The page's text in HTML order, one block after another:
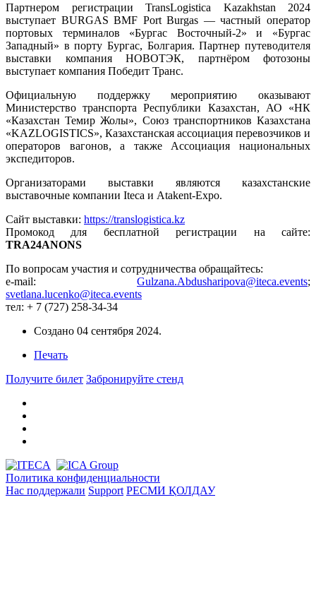
Партнером регистрации TransLogistica Kazakhstan 2024
выступает BURGAS BMF Port Burgas — частный оператор
портовых терминалов «Бургас Восточный-2» и «Бургас
Западный» в порту Бургас, Болгария. Партнер путеводителя
выставки компания НОВОТЭК, партнёром фотозоны
выступает компания Победит Транс.
Официальную поддержку мероприятию оказывают
Министерство транспорта Республики Казахстан, АО «НК
«Казахстан Темир Жолы», Союз транспортников Казахстана
«KAZLOGISTICS», Казахстанская ассоциация перевозчиков и
операторов вагонов, а также Ассоциация национальных
экспедиторов.
Организаторами выставки являются казахстанские
выставочные компании Iteca и Atakent-Expo.
Сайт выставки: https://translogistica.kz
Промокод для бесплатной регистрации на сайте:
TRA24ANONS
По вопросам участия и сотрудничества обращайтесь:
e-mail: Gulzana.Abdusharipova@iteca.events;
svetlana.lucenko@iteca.events
тел: + 7 (727) 258-34-34
Создано 04 сентября 2024.
Печать
Получите билет Забронируйте стенд
Политика конфиденциальности
Нас поддержали Support РЕСМИ ҚОЛДАУ